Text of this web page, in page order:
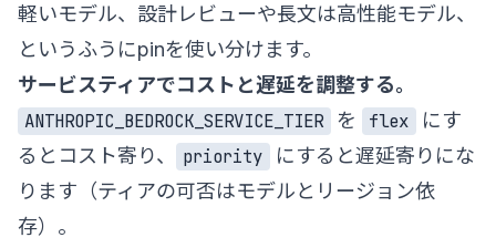
軽いモデル、設計レビューや長文は高性能モデル、
というふうにpinを使い分けます。
サービスティアでコストと遅延を調整する。
ANTHROPIC_BEDROCK_SERVICE_TIER
を flex
にす
るとコスト寄り、
priority
にすると遅延寄りにな
ります（ティアの可否はモデルとリージョン依
存）。